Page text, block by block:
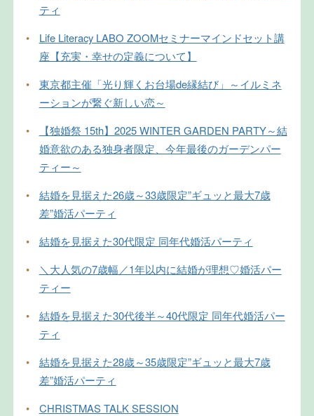
ティ
•
Life Literacy LABO ZOOMセミナーマインドセット講
座【充実・幸せの定義について】
•
東京都主催「光り輝くお台場de縁結び」～イルミネ
ーションが繋ぐ新しい恋～
•
【独婚祭 15th】2025 WINTER GARDEN PARTY～結
婚意欲のある独身者限定、今年最後のガーデンパー
ティー～
•
結婚を見据えた26歳～33歳限定”ギュッと最大7歳
差”婚活パーティ
•
結婚を見据えた30代限定 同年代婚活パーティ
•
＼大人気の7歳幅／1年以内に結婚が理想♡婚活パー
ティー
•
結婚を見据えた30代後半～40代限定 同年代婚活パー
ティ
•
結婚を見据えた28歳～35歳限定”ギュッと最大7歳
差”婚活パーティ
•
CHRISTMAS TALK SESSION